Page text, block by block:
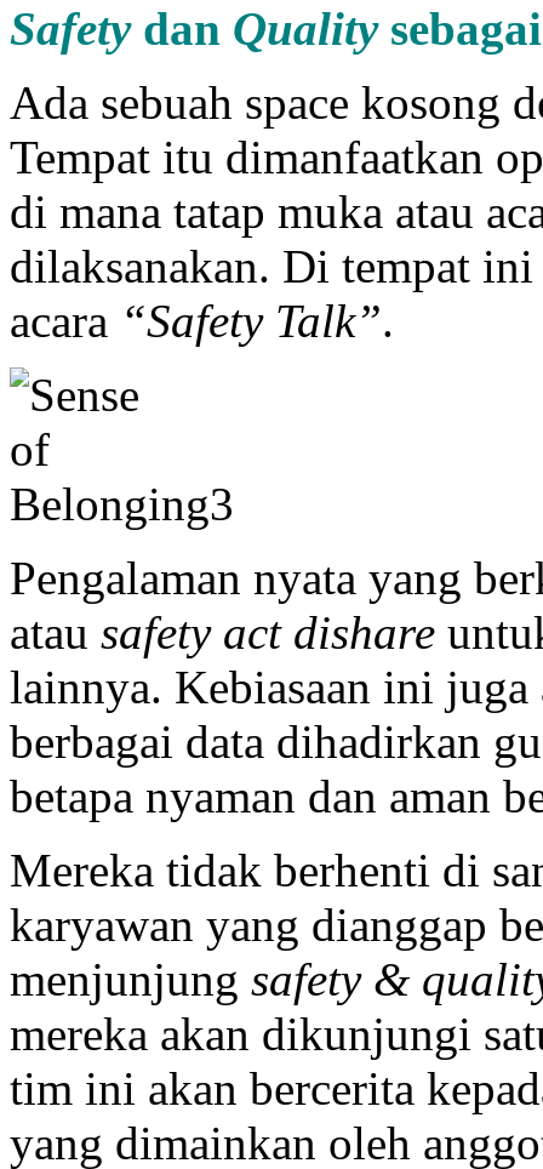
Safetydan Quality
Ada sebuah space kosong
Tempat itu dimanfaatkan
di mana tatap muka atau
dilaksanakan. Di tempat
acara “Safety Talk”.
Pengalaman nyata yang
atau safety act dishare
lainnya. Kebiasaan ini
berbagai data dihadirkan
betapa nyaman dan aman
Mereka tidak berhenti di
karyawan yang dianggap
menjunjung safety &
mereka akan dikunjungi
tim ini akan bercerita
yang dimainkan oleh